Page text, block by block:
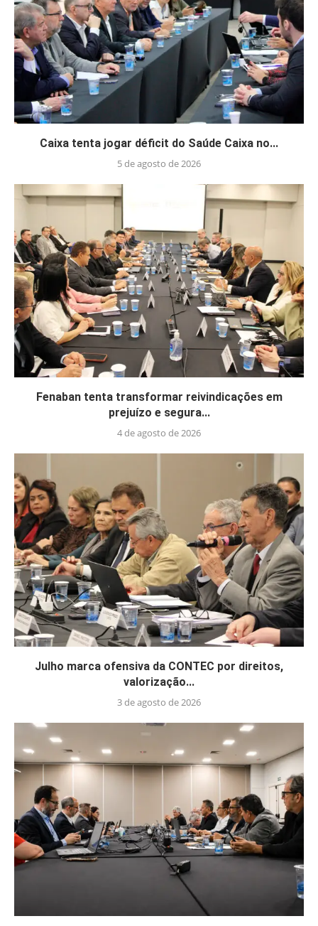
Caixa tenta jogar déficit do Saúde Caixa no...
5 de agosto de 2026
Fenaban tenta transformar reivindicações em
prejuízo e segura...
4 de agosto de 2026
Julho marca ofensiva da CONTEC por direitos,
valorização...
3 de agosto de 2026